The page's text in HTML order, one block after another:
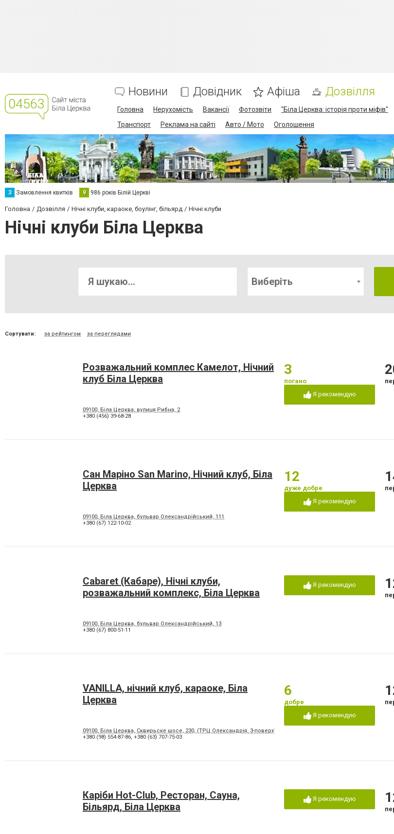
Новини Довідник Афіша Дозвілля
Головна Нерухомість Вакансії Фотозвіти "Біла Церква: історія проти міфів"
Транспорт
Реклама на сайті Авто / Мото Оголошення
З Замовлення квитків 9 986 років Білій Церкві
Головна Дозвілля Нічні клуби, караоке, боулінг, більярд Нічні клуби
Нічні клуби Біла Церква
Виберіть
Сортувати: за рейтингом за переглядами
Розважальний комплес Камелот, Нічний
клуб Біла Церква
09100, Біла Церква, вулиця Рибна, 2
+380 (456) 39-68-28
3
погано
Я рекомендую
Сан Маріно San Marino, Нічний клуб, Біла
Церква
09100, Біла Церква, бульвар Олександрійський, 111
+380 (67) 122-10-02
12
дуже добре
Я рекомендую
Cabaret (Кабаре), Нічні клуби,
розважальний комплекс, Біла Церква
09100, Біла Церква, бульвар Олександрійський, 13
+380 (67) 800-51-11
Я рекомендую
VANILLA, нічний клуб, караоке, Біла
Церква
09100, Біла Церква, Сквирьске шосе, 230, (ТРЦ Олександрія, 3-поверх)
+380 (98) 554-87-86, +380 (63) 707-75-03
6
добре
Я рекомендую
Каріби Hot-Club, Ресторан, Сауна,
Більярд, Біла Церква
Я рекомендую